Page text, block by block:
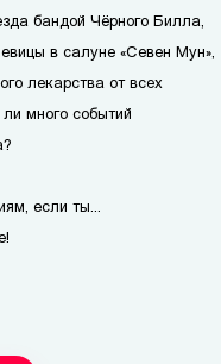
бандой Чёрного Билла,
в салуне «Севен Мун»,
лекарства от всех
много событий
если ты...